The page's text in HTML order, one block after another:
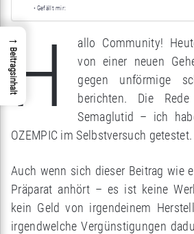
Gefällt mir:
H
allo Community!
von einer neuen
gegen unförmige
berichten. Die
Semaglutid – ich
OZEMPIC im Selbstversuch getestet.
Auch wenn sich dieser Beitrag wie
Präparat anhört – es ist keine
kein Geld von irgendeinem
irgendwelche Vergünstigungen
→
Beitragsinhalt